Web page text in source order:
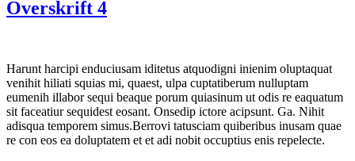
Overskrift 4
Harunt harcipi enduciusam iditetus atquodigni inienim oluptaquat
venihit hiliati squias mi, quaest, ulpa cuptatiberum nulluptam
eumenih illabor sequi beaque porum quiasinum ut odis re eaquatum
sit faceatiur sequidest eosant. Onsedip ictore acipsunt. Ga. Nihit
adisqua temporem simus.Berrovi tatusciam quiberibus inusam quae
re con eos ea doluptatem et et adi nobit occuptius enis repelecte.